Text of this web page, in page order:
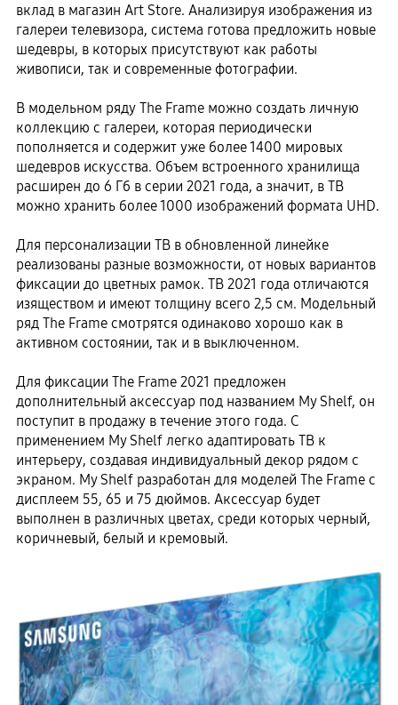
вклад в магазин Art Store. Анализируя изображения из
галереи телевизора, система готова предложить новые
шедевры, в которых присутствуют как работы
живописи, так и современные фотографии.
В модельном ряду The Frame можно создать личную
коллекцию с галереи, которая периодически
пополняется и содержит уже более 1400 мировых
шедевров искусства. Объем встроенного хранилища
расширен до 6 Гб в серии 2021 года, а значит, в ТВ
можно хранить более 1000 изображений формата UHD.
Для персонализации ТВ в обновленной линейке
реализованы разные возможности, от новых вариантов
фиксации до цветных рамок. ТВ 2021 года отличаются
изяществом и имеют толщину всего 2,5 см. Модельный
ряд The Frame смотрятся одинаково хорошо как в
активном состоянии, так и в выключенном.
Для фиксации The Frame 2021 предложен
дополнительный аксессуар под названием My Shelf, он
поступит в продажу в течение этого года. С
применением My Shelf легко адаптировать ТВ к
интерьеру, создавая индивидуальный декор рядом с
экраном. My Shelf разработан для моделей The Frame с
дисплеем 55, 65 и 75 дюймов. Аксессуар будет
выполнен в различных цветах, среди которых черный,
коричневый, белый и кремовый.